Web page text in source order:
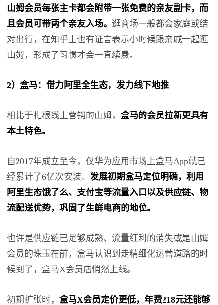
山姆会员每张主卡都会附带一张免费的亲友副卡，而
且会员可带两个亲友入场。逛商场一般都会家庭或结
对出行，在知乎上也有证言表示小时候跟亲戚一起逛
山姆，形成了习惯才会一直续费。
2）盒马：借力阿里全生态，发力线下地推
相比于扎根线上营销的山姆，盒马的会员拉新更具有
本土特色。
自2017年成立至今，仅华为应用市场上盒马App就已
经累计了6亿次安装。发展初期盒马定位明确，利用
阿里生态饿了么、支付宝等流量入口以及供应链、物
流配送优势，巩固了生鲜电商的地位。
也许是供应链已足够成熟、流量红利的消失或是山姆
会员的珠玉在前，盒马认识到走精细化运营道路的时
候到了，盒马X会员店悄然上线。
初期扩张时，盒马X会员定价更低，年费218元还能够